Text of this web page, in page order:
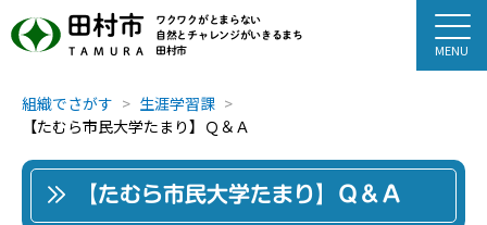
田村市
TAMURA
ワクワクがとまらない
自然とチャレンジがいきるまち
田村市
組織でさがす
生涯学習課
【たむら市民大学たまり】Ｑ＆Ａ
【たむら市民大学たまり】Ｑ＆Ａ